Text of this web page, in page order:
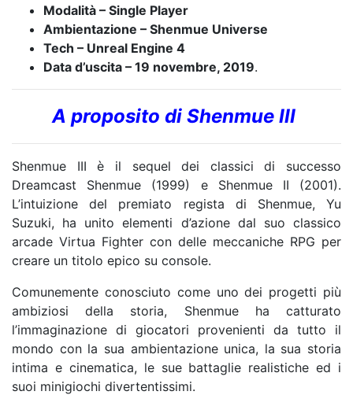
Modalità – Single Player
Ambientazione – Shenmue Universe
Tech – Unreal Engine 4
Data d’uscita – 19 novembre, 2019.
A proposito di Shenmue III
Shenmue III è il sequel dei classici di successo
Dreamcast Shenmue (1999) e Shenmue II (2001).
L’intuizione del premiato regista di Shenmue, Yu
Suzuki, ha unito elementi d’azione dal suo classico
arcade Virtua Fighter con delle meccaniche RPG per
creare un titolo epico su console.
Comunemente conosciuto come uno dei progetti più
ambiziosi della storia, Shenmue ha catturato
l’immaginazione di giocatori provenienti da tutto il
mondo con la sua ambientazione unica, la sua storia
intima e cinematica, le sue battaglie realistiche ed i
suoi minigiochi divertentissimi.